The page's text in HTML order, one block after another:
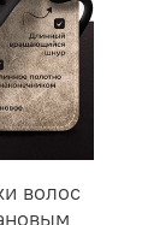
волос